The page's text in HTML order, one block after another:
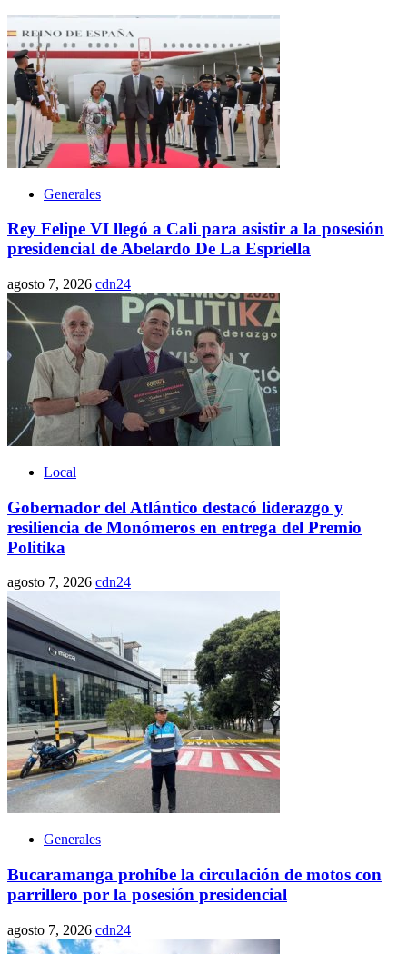
Generales
Rey Felipe VI llegó a Cali para asistir a la posesión
presidencial de Abelardo De La Espriella
agosto 7, 2026 cdn24
Local
Gobernador del Atlántico destacó liderazgo y
resiliencia de Monómeros en entrega del Premio
Politika
agosto 7, 2026 cdn24
Generales
Bucaramanga prohíbe la circulación de motos con
parrillero por la posesión presidencial
agosto 7, 2026 cdn24